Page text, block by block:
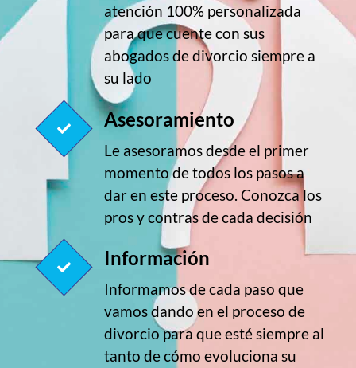
atención 100% personalizada
para que cuente con sus
abogados de divorcio siempre a
su lado
Asesoramiento
Le asesoramos desde el primer
momento de todos los pasos a
dar en este proceso. Conozca los
pros y contras de cada decisión
Información
Informamos de cada paso que
vamos dando en el proceso de
divorcio para que esté siempre al
tanto de cómo evoluciona su